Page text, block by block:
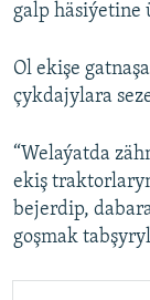
galp häsiýetine
Ol ekişe
çykdajylara
“Welaýatda
ekiş
bejerdip,
goşmak